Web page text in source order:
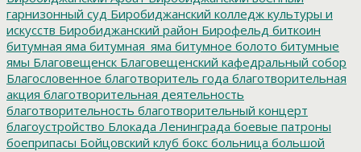
гарнизонный суд Биробиджанский колледж культуры и
искусств Биробиджанский район Бирофельд биткоин
битумная яма битумная_яма битумное болото битумные
ямы Благовещенск Благовещенский кафедральный собор
Благословенное благотворитель года благотворительная
акция благотворительная деятельность
благотворительность благотворительный концерт
благоустройство Блокада Ленинграда боевые патроны
боеприпасы Бойцовский клуб бокс больница большой